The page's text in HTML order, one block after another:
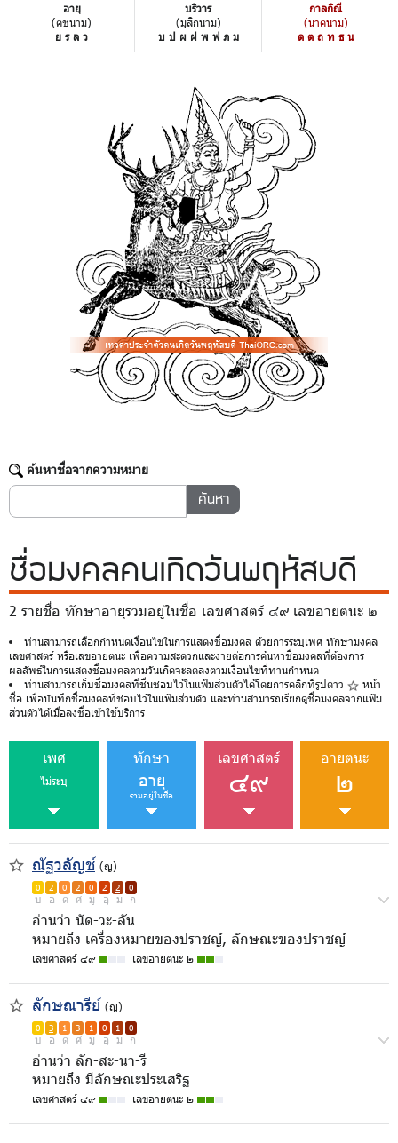
อายุ
(คชนาม)
ย ร ล ว
บริวาร
(มุสิกนาม)
บ ป ผ ฝ พ ฟ ภ ม
กาลกิณี
(นาคนาม)
ด ต ถ ท ธ น
ค้นหาชื่อจากความหมาย
ชื่อมงคลคนเกิดวันพฤหัสบดี
2 รายชื่อ ทักษาอายุรวมอยู่ในชื่อ เลขศาสตร์ ๔๙ เลขอายตนะ ๒
ท่านสามารถเลือกกำหนดเงื่อนไขในการแสดงชื่อมงคล ด้วยการระบุเพศ ทักษามงคล
เลขศาสตร์ หรือเลขอายตนะ เพื่อความสะดวกและง่ายต่อการค้นหาชื่อมงคลที่ต้องการ
ผลลัพธ์ในการแสดงชื่อมงคลตามวันเกิดจะลดลงตามเงื่อนไขที่ท่านกำหนด
ท่านสามารถเก็บชื่อมงคลที่ชื่นชอบไว้ในแฟ้มส่วนตัวได้โดยการคลิกที่รูปดาว
หน้า
ชื่อ เพื่อบันทึกชื่อมงคลที่ชอบไว้ในแฟ้มส่วนตัว และท่านสามารถเรียกดูชื่อมงคลจากแฟ้ม
ส่วนตัวได้เมื่อลงชื่อเข้าใช้บริการ
เพศ
--ไม่ระบุ--
ทักษา
อายุ
รวมอยู่ในชื่อ
เลขศาสตร์
๔๙
อายตนะ
๒
ณัฐวลัญช์ (ญ)
0 2 0 2 0 2 2 0
บ อ ด ศ มู อุ ม ก
อ่านว่า นัด-วะ-ลัน
หมายถึง เครื่องหมายของปราชญ์, ลักษณะของปราชญ์
เลขศาสตร์ ๔๙ เลขอายตนะ ๒
ลักษณารีย์ (ญ)
0 3 1 3 1 0 1 0
บ อ ด ศ มู อุ ม ก
อ่านว่า ลัก-สะ-นา-รี
หมายถึง มีลักษณะประเสริฐ
เลขศาสตร์ ๔๙ เลขอายตนะ ๒